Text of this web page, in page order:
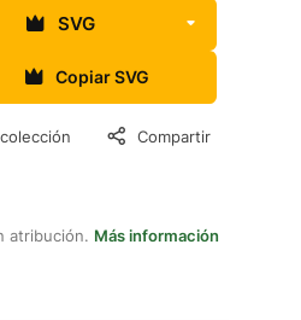
SVG
Copiar SVG
Compartir
atribución. Más información